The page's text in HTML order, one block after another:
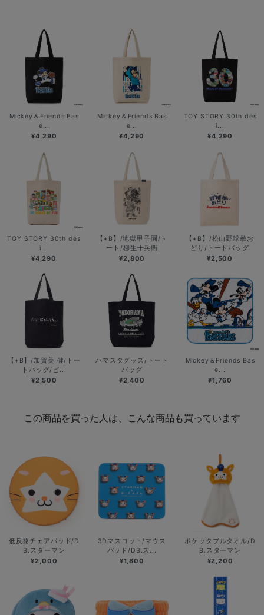
Mickey＆Friends Bas
e...
¥4,290
Mickey＆Friends Bas
e...
¥4,290
TOY STORY 30th des
i...
¥4,290
TOY STORY 30th des
i...
¥4,290
【+B】/地獄甲子園/ト
ート/柳生十兵衛
¥2,800
【+B】/松山野球拳お
どり/トートバッグ
¥2,500
【+B】/加賀美 健/トー
トバッグ/ピ...
¥2,500
ハマスタグッズ/トート
バッグ
¥2,400
Mickey＆Friends Bas
e...
¥1,760
この商品を買った人は、こんな商品も買っています
低反発チェアパッド/D
B.スターマン
¥2,000
3Dマスコット/マウス
パッド/DB.ス...
¥1,800
ポケッタブルタオル/D
B.スターマン
¥2,200